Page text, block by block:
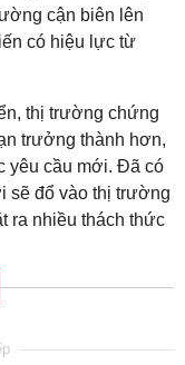
cận biên lên
có hiệu lực từ
thị trường chứng
trưởng thành hơn,
yêu cầu mới. Đã có
sẽ đổ vào thị trường
ra nhiều thách thức